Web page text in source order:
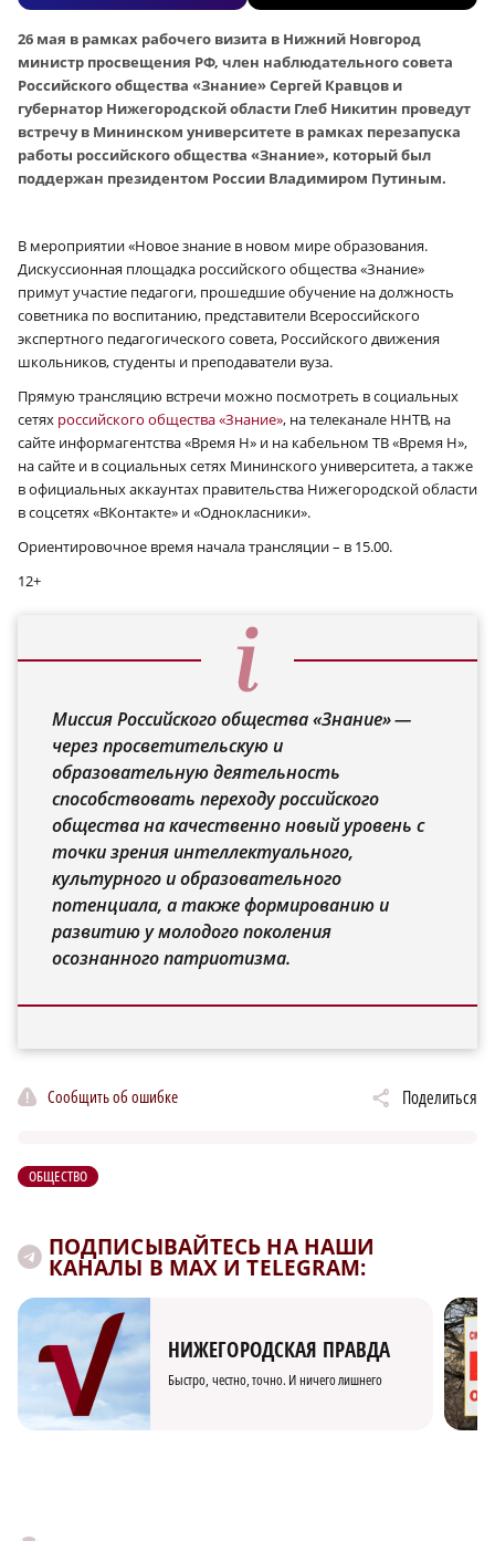
26 мая в рамках рабочего визита в Нижний Новгород
министр просвещения РФ, член наблюдательного совета
Российского общества «Знание» Сергей Кравцов и
губернатор Нижегородской области Глеб Никитин проведут
встречу в Мининском университете в рамках перезапуска
работы российского общества «Знание», который был
поддержан президентом России Владимиром Путиным.
В мероприятии «Новое знание в новом мире образования.
Дискуссионная площадка российского общества «Знание»
примут участие педагоги, прошедшие обучение на должность
советника по воспитанию, представители Всероссийского
экспертного педагогического совета, Российского движения
школьников, студенты и преподаватели вуза.
Прямую трансляцию встречи можно посмотреть в социальных
сетях российского общества «Знание», на телеканале ННТВ, на
сайте информагентства «Время Н» и на кабельном ТВ «Время Н»,
на сайте и в социальных сетях Мининского университета, а также
в официальных аккаунтах правительства Нижегородской области
в соцсетях «ВКонтакте» и «Однокласники».
Ориентировочное время начала трансляции – в 15.00.
12+
Миссия Российского общества «Знание» —
через просветительскую и
образовательную деятельность
способствовать переходу российского
общества на качественно новый уровень с
точки зрения интеллектуального,
культурного и образовательного
потенциала, а также формированию и
развитию у молодого поколения
осознанного патриотизма.
Сообщить об ошибке Поделиться
ОБЩЕСТВО
ПОДПИСЫВАЙТЕСЬ НА НАШИ
КАНАЛЫ В MAX И TELEGRAM:
НИЖЕГОРОДСКАЯ ПРАВДА
Быстро, честно, точно. И ничего лишнего